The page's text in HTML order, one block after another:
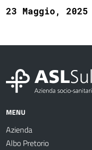
23 Maggio, 2025
MENU
Azienda
Albo Pretorio